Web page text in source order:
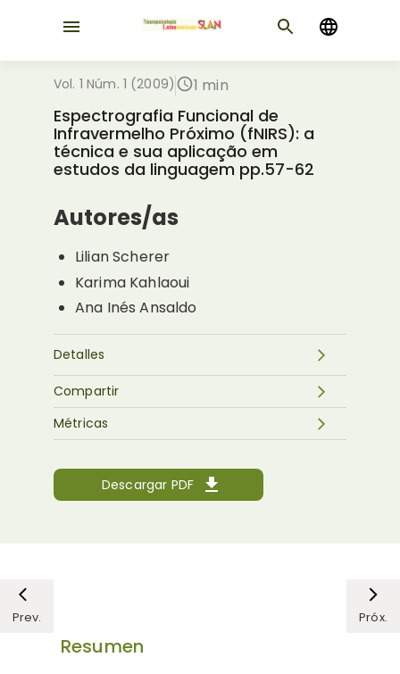
Vol. 1 Núm. 1 (2009) 1 min
Espectrografia Funcional de
Infravermelho Próximo (fNIRS): a
técnica e sua aplicação em
estudos da linguagem pp.57-62
Autores/as
Lilian Scherer
Karima Kahlaoui
Ana Inés Ansaldo
Detalles
Descargar PDF
Métricas
Compartir
Prev. Próx.
Resumen